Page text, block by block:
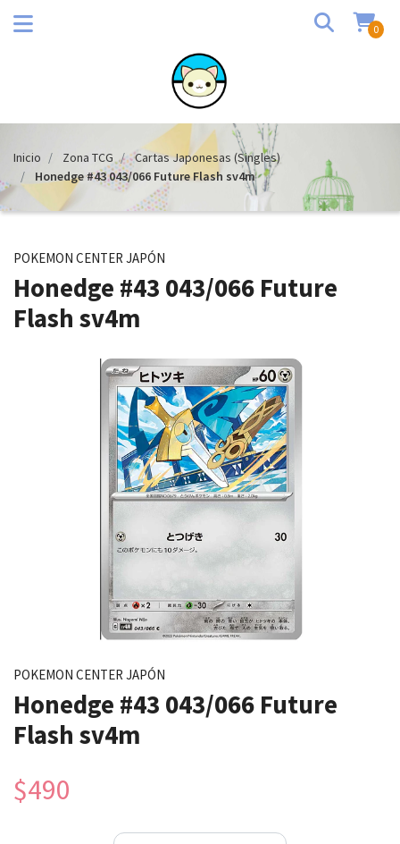
0
Inicio Zona TCG
Cartas Japonesas (Singles)
Honedge #43 043/066 Future Flash sv4m
POKEMON CENTER JAPÓN
Honedge #43 043/066 Future
Flash sv4m
POKEMON CENTER JAPÓN
Honedge #43 043/066 Future
Flash sv4m
$490